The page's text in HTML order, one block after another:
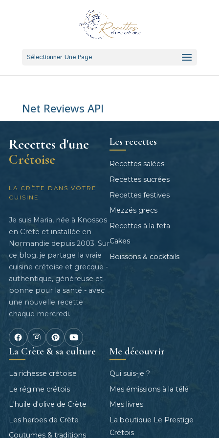
Sélectionner Une Page
Net Reviews API
Recettes d'une
Crétoise
LA CRÈTE DANS VOTRE
CUISINE
Je suis Maria, née à Knossos
en Crète et installée en
Normandie depuis 2003. Sur
ce blog, je partage la vraie
cuisine crétoise et grecque -
authentique, généreuse et
bonne pour la santé - avec
une nouvelle recette
chaque mercredi.
Les recettes
Recettes salées
Recettes sucrées
Recettes festives
Mezzés grecs
Recettes à la feta
Cakes
Boissons & cocktails
La Crète & sa culture
La richesse crétoise
Le régime crétois
L'huile d'olive de Crète
Les herbes de Crète
Coutumes & traditions
Me découvrir
Qui suis-je ?
Mes émissions à la télé
Mes livres
La boutique Le Prestige
Crétois